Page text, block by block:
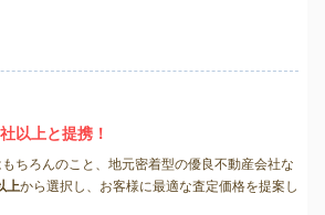
以上と提携！
ちろんのこと、地元密着型の優良不動産会社な
上から選択し、お客様に最適な査定価格を提案し